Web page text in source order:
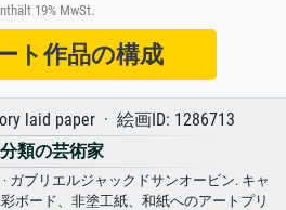
19% MwSt.
ト作品の構成
laid paper · 絵画ID: 1286713
類の芸術家
ガブリエルジャックドサンオービン. キャ
ボード、非塗工紙、和紙へのアートプリ